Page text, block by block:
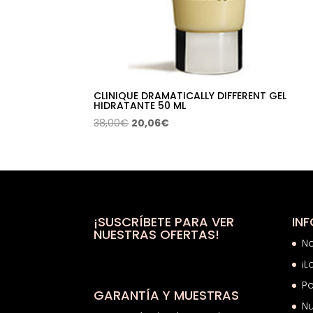
CLINIQUE DRAMATICALLY DIFFERENT GEL
HIDRATANTE 50 ML
38,00€ El
era:
20,06€El
es:
¡SUSCRÍBETE PARA VER
NUESTRAS OFERTAS!
GARANTÍA Y MUESTRAS